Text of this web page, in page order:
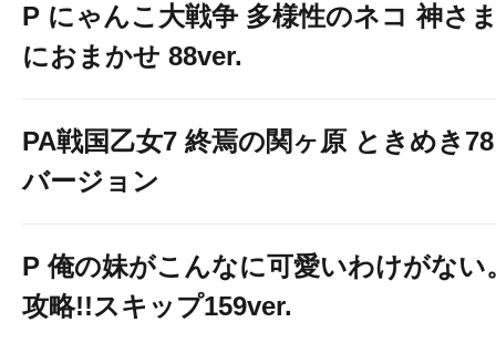
８月８日(
【南大阪エリア
P にゃんこ大戦争 多様性のネコ 神さ
におまかせ 88ver.
PA戦国乙女7 終焉の関ヶ原 ときめき78
バージョン
P 俺の妹がこんなに可愛いわけがない
攻略!!スキップ159ver.